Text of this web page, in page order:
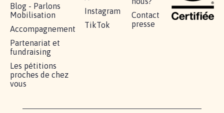
Blog - Parlons
Mobilisation
Accompagnement
Partenariat et
fundraising
Les pétitions
proches de chez
vous
Instagram
TikTok
Contact
presse